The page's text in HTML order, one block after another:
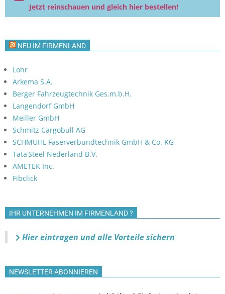
Jetzt reinschauen und gleich hier bestellen!
NEU IM FIRMENLAND
Lohr
Arkema S.A.
Berger Fahrzeugtechnik Ges.m.b.H.
Langendorf GmbH
Meiller GmbH
Schmitz Cargobull AG
SCHMUHL Faserverbundtechnik GmbH & Co. KG
Tata Steel Nederland B.V.
AMETEK Inc.
Fibclick
IHR UNTERNEHMEN IM FIRMENLAND ?
Hier eintragen und alle Vorteile sichern
NEWSLETTER ABONNIEREN